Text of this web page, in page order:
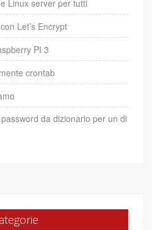
Linux server per tutti
Let’s Encrypt
PI 3
crontab
da dizionario per un di